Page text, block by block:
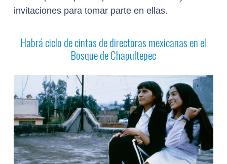
invitaciones para tomar parte en ellas.
Habrá ciclo de cintas de directoras mexicanas en el
Bosque de Chapultepec